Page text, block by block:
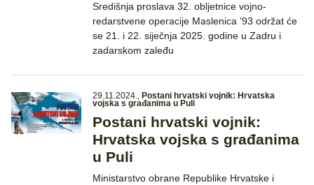
Središnja proslava 32. obljetnice vojno-
redarstvene operacije Maslenica ’93 održat će
se 21. i 22. siječnja 2025. godine u Zadru i
zadarskom zaleđu
29.11.2024., Postani hrvatski vojnik: Hrvatska
vojska s građanima u Puli
Postani hrvatski vojnik:
Hrvatska vojska s građanima
u Puli
Ministarstvo obrane Republike Hrvatske i